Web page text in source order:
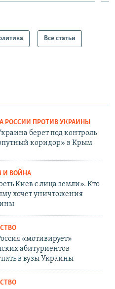
Все статьи
РОССИИ ПРОТИВ УКРАИНЫ
берет под контроль
коридор» в Крым
И ВОЙНА
Киев с лица земли». Кто
хочет уничтожения
«мотивирует»
абитуриентов
в вузы Украины